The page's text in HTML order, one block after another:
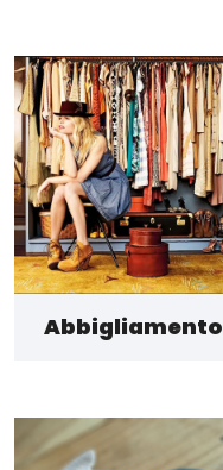
Abbigliamento